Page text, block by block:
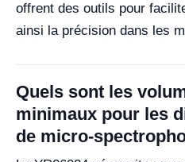
offrent des outils pour
ainsi la précision dans les
Quels sont les
minimaux pour les
de micro-